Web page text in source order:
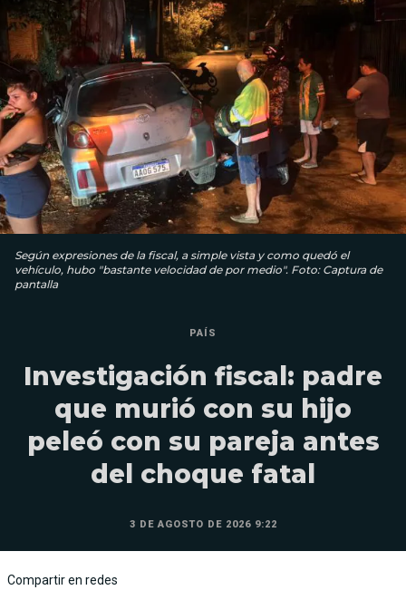
Según expresiones de la fiscal, a simple vista y como quedó el
vehículo, hubo "bastante velocidad de por medio". Foto: Captura de
pantalla
PAÍS
Investigación fiscal: padre
que murió con su hijo
peleó con su pareja antes
del choque fatal
3 DE AGOSTO DE 2026 9:22
Compartir en redes